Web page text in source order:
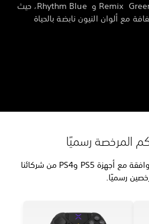
عزّزها أكثر مع Techno Red وRemix Green و Rhythm Blue، حيث
مع ألوان النيون نابضة بالحياة
المرخصة رسميًا
المزيد من وحدات التحكم المتوافقة مع أجهزة PS5 وPS4‏ من شركائنا
رسميًا.